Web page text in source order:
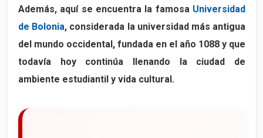
Un complejo religioso único
Qué ver dentro de Santo Stefano
Un lugar lleno de historia y espiritualidad
Además, aquí se encuentra la famosa Universidad
de Bolonia, considerada la universidad más antigua
del mundo occidental, fundada en el año 1088 y que
todavía hoy continúa llenando la ciudad de
ambiente estudiantil y vida cultural.